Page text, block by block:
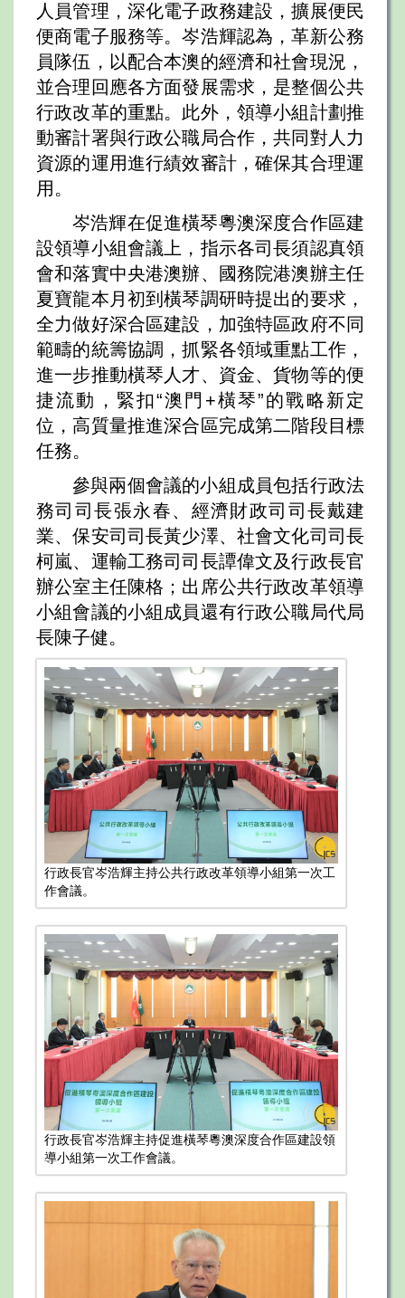
人員管理，深化電子政務建設，擴展便民
便商電子服務等。岑浩輝認為，革新公務
員隊伍，以配合本澳的經濟和社會現況，
並合理回應各方面發展需求，是整個公共
行政改革的重點。此外，領導小組計劃推
動審計署與行政公職局合作，共同對人力
資源的運用進行績效審計，確保其合理運
用。
岑浩輝在促進橫琴粵澳深度合作區建
設領導小組會議上，指示各司長須認真領
會和落實中央港澳辦、國務院港澳辦主任
夏寶龍本月初到橫琴調研時提出的要求，
全力做好深合區建設，加強特區政府不同
範疇的統籌協調，抓緊各領域重點工作，
進一步推動橫琴人才、資金、貨物等的便
捷流動，緊扣“澳門+橫琴”的戰略新定
位，高質量推進深合區完成第二階段目標
任務。
參與兩個會議的小組成員包括行政法
務司司長張永春、經濟財政司司長戴建
業、保安司司長黃少澤、社會文化司司長
柯嵐、運輸工務司司長譚偉文及行政長官
辦公室主任陳格；出席公共行政改革領導
小組會議的小組成員還有行政公職局代局
長陳子健。
行政長官岑浩輝主持公共行政改革領導小組第一次工
作會議。
行政長官岑浩輝主持促進橫琴粵澳深度合作區建設領
導小組第一次工作會議。